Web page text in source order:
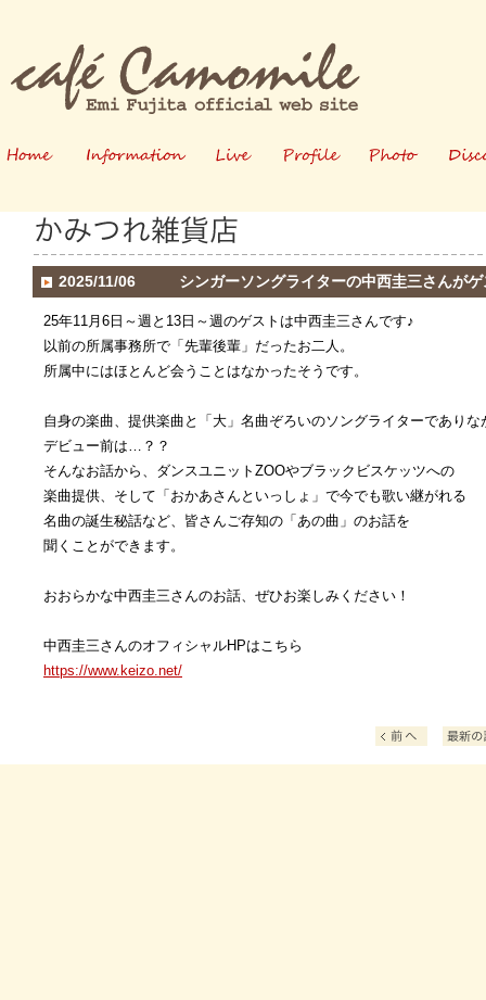
ホーム 情報 ライブ
プロフィー
ル
写真
2025/11/06 シンガーソングライターの中西圭三さんが
25年11月6日～週と13日～週のゲストは中西圭三さんです♪
以前の所属事務所で「先輩後輩」だったお二人。
所属中にはほとんど会うことはなかったそうです。
自身の楽曲、提供楽曲と「大」名曲ぞろいのソングライターでありな
デビュー前は…？？
そんなお話から、ダンスユニットZOOやブラックビスケッツへの
楽曲提供、そして「おかあさんといっしょ」で今でも歌い継がれる
名曲の誕生秘話など、皆さんご存知の「あの曲」のお話を
聞くことができます。
おおらかな中西圭三さんのお話、ぜひお楽しみください！
中西圭三さんのオフィシャルHPはこちら
https://www.keizo.net/